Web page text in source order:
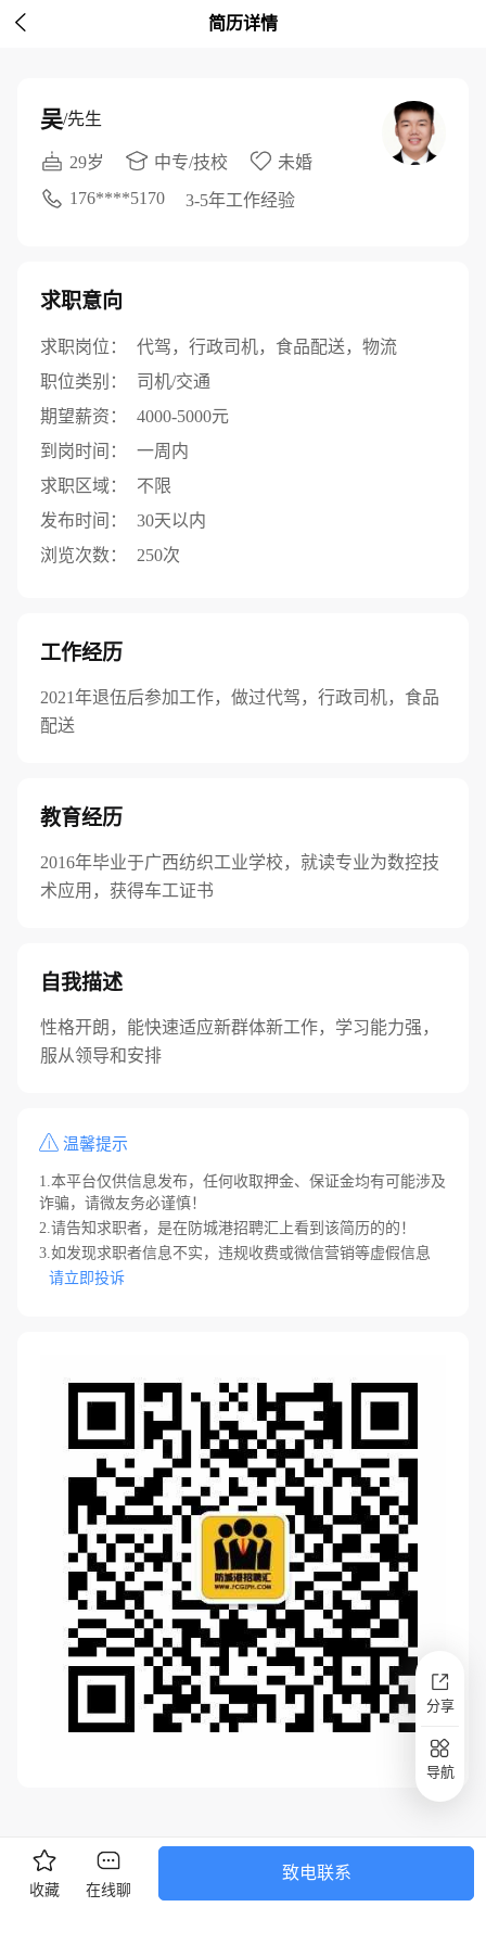
 简历详情
吴/先生
29岁 中专/技校
未婚
176****5170
3-5年工作经验
求职意向
求职岗位：
代驾，行政司机，食品配送，物流
职位类别：
司机/交通
期望薪资：
4000-5000元
到岗时间：
一周内
求职区域：
不限
发布时间：
30天以内
浏览次数：
250次
工作经历
2021年退伍后参加工作，做过代驾，行政司机，食品
配送
教育经历
2016年毕业于广西纺织工业学校，就读专业为数控技
术应用，获得车工证书
自我描述
性格开朗，能快速适应新群体新工作，学习能力强，
服从领导和安排
温馨提示
1.本平台仅供信息发布，任何收取押金、保证金均有可能涉及
诈骗，请微友务必谨慎！
2.请告知求职者，是在防城港招聘汇上看到该简历的的！
3.如发现求职者信息不实，违规收费或微信营销等虚假信息
请立即投诉
收藏 在线聊
致电联系
分享
导航